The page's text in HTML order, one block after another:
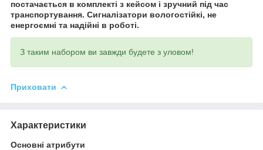
постачається в комплекті з кейсом і зручний під час
транспортування. Сигналізатори вологостійкі, не
енергоємні та надійні в роботі.
З таким набором ви завжди будете з уловом!
Приховати
Характеристики
Основні атрибути